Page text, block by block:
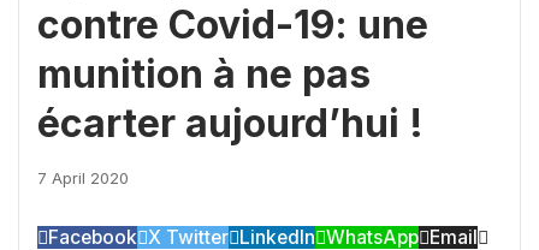
contre Covid-19: une
munition à ne pas
écarter aujourd’hui !
7 April 2020
Facebook X Twitter LinkedIn WhatsApp Email